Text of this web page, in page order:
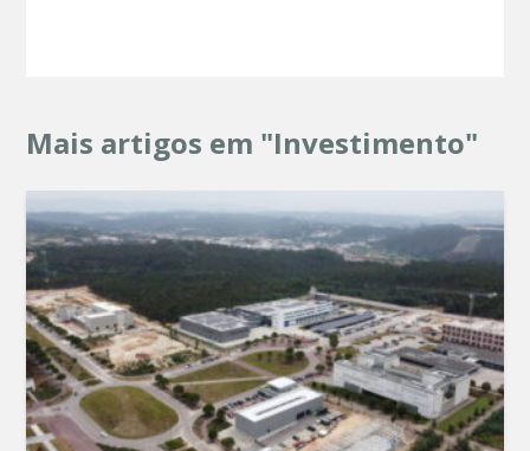
Mais artigos em "Investimento"